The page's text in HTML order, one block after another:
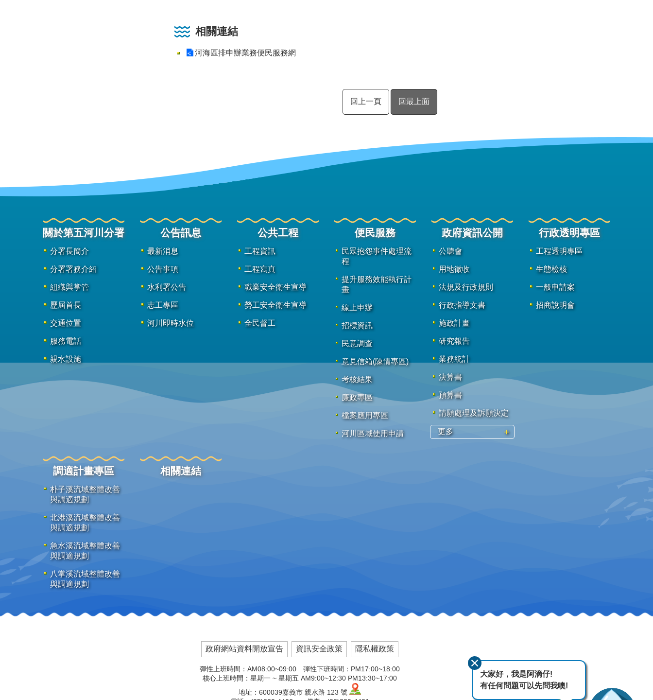
相關連結
河海區排申辦業務便民服務網
回上一頁 回最上面
關於第五河川分署
分署長簡介
分署署務介紹
組織與掌管
歷屆首長
交通位置
服務電話
親水設施
公告訊息
最新消息
公告事項
水利署公告
志工專區
河川即時水位
公共工程
工程資訊
工程寫真
職業安全衛生宣導
勞工安全衛生宣導
全民督工
便民服務
民眾抱怨事件處理流
程
提升服務效能執行計
畫
線上申辦
招標資訊
民意調查
意見信箱(陳情專區)
考核結果
廉政專區
檔案應用專區
河川區域使用申請
政府資訊公開
公聽會
用地徵收
法規及行政規則
行政指導文書
施政計畫
研究報告
業務統計
決算書
預算書
請願處理及訴願決定
更多
行政透明專區
工程透明專區
生態檢核
一般申請案
招商說明會
調適計畫專區
朴子溪流域整體改善
與調適規劃
北港溪流域整體改善
與調適規劃
急水溪流域整體改善
與調適規劃
八掌溪流域整體改善
與調適規劃
相關連結
政府網站資料開放宣告 資訊安全政策 隱私權政策
彈性上班時間：AM08:00~09:00 彈性下班時間：PM17:00~18:00
核心上班時間：星期一 ~ 星期五 AM9:00~12:30 PM13:30~17:00
地址：600039嘉義市 親水路 123 號
大家好，我是阿滴仔!
有任何問題可以先問我噢!